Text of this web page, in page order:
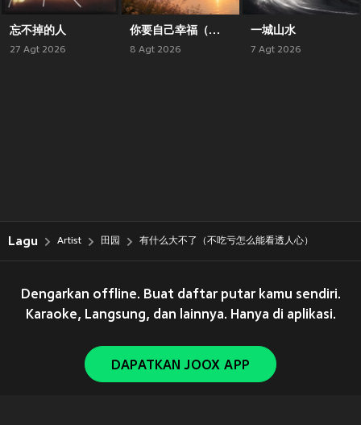
忘不掉的人
27 Agt 2026
你要自己幸福（对唱版）
8 Agt 2026
一城山水
7 Agt 2026
Lagu Artist 田园 有什么大不了（不吃亏怎么能看透人心）
Dengarkan offline. Buat daftar putar kamu sendiri.
Karaoke, Langsung, dan lainnya. Hanya di aplikasi.
DAPATKAN JOOX APP